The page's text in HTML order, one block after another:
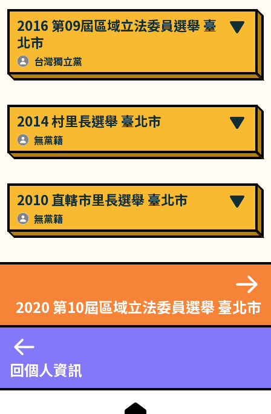
2016 第09屆區域立法委員選舉 臺
北市
台灣獨立黨
2014 村里長選舉 臺北市
無黨籍
2010 直轄市里長選舉 臺北市
無黨籍
回個人資訊
2020 第10屆區域立法委員選舉 臺北市